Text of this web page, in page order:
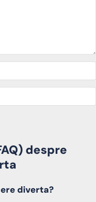
despre
diverta?